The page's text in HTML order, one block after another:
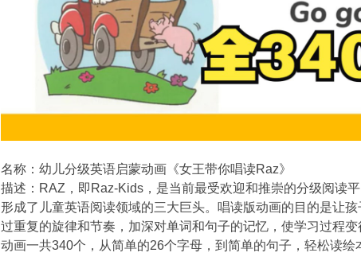
名称：幼儿分级英语启蒙动画《女王带你唱读Raz》
描述：RAZ，即Raz-Kids，是当前最受欢迎和推崇的分级阅读
形成了儿童英语阅读领域的三大巨头。唱读版动画的目的是让
过重复的旋律和节奏，加深对单词和句子的记忆，使学习过程变
动画一共340个，从简单的26个字母，到简单的句子，轻松读绘